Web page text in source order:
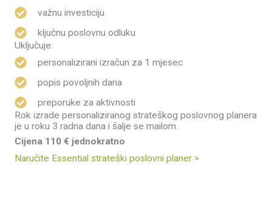
važnu investiciju
ključnu poslovnu odluku
Uključuje:
personalizirani izračun za 1 mjesec
popis povoljnih dana
preporuke za aktivnosti
Rok izrade personaliziranog strateškog poslovnog planera
je u roku 3 radna dana i šalje se mailom.
Cijena 110 € jednokratno
Naručite Essential strateški poslovni planer >